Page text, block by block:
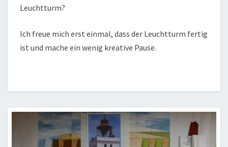
Leuchtturm?
Ich freue mich erst einmal, dass der Leuchtturm fertig
ist und mache ein wenig kreative Pause.